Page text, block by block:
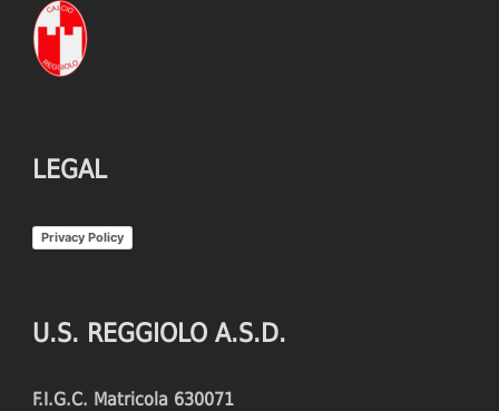
LEGAL
Privacy Policy
U.S. REGGIOLO A.S.D.
F.I.G.C. Matricola 630071